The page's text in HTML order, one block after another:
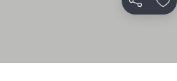
Condividi